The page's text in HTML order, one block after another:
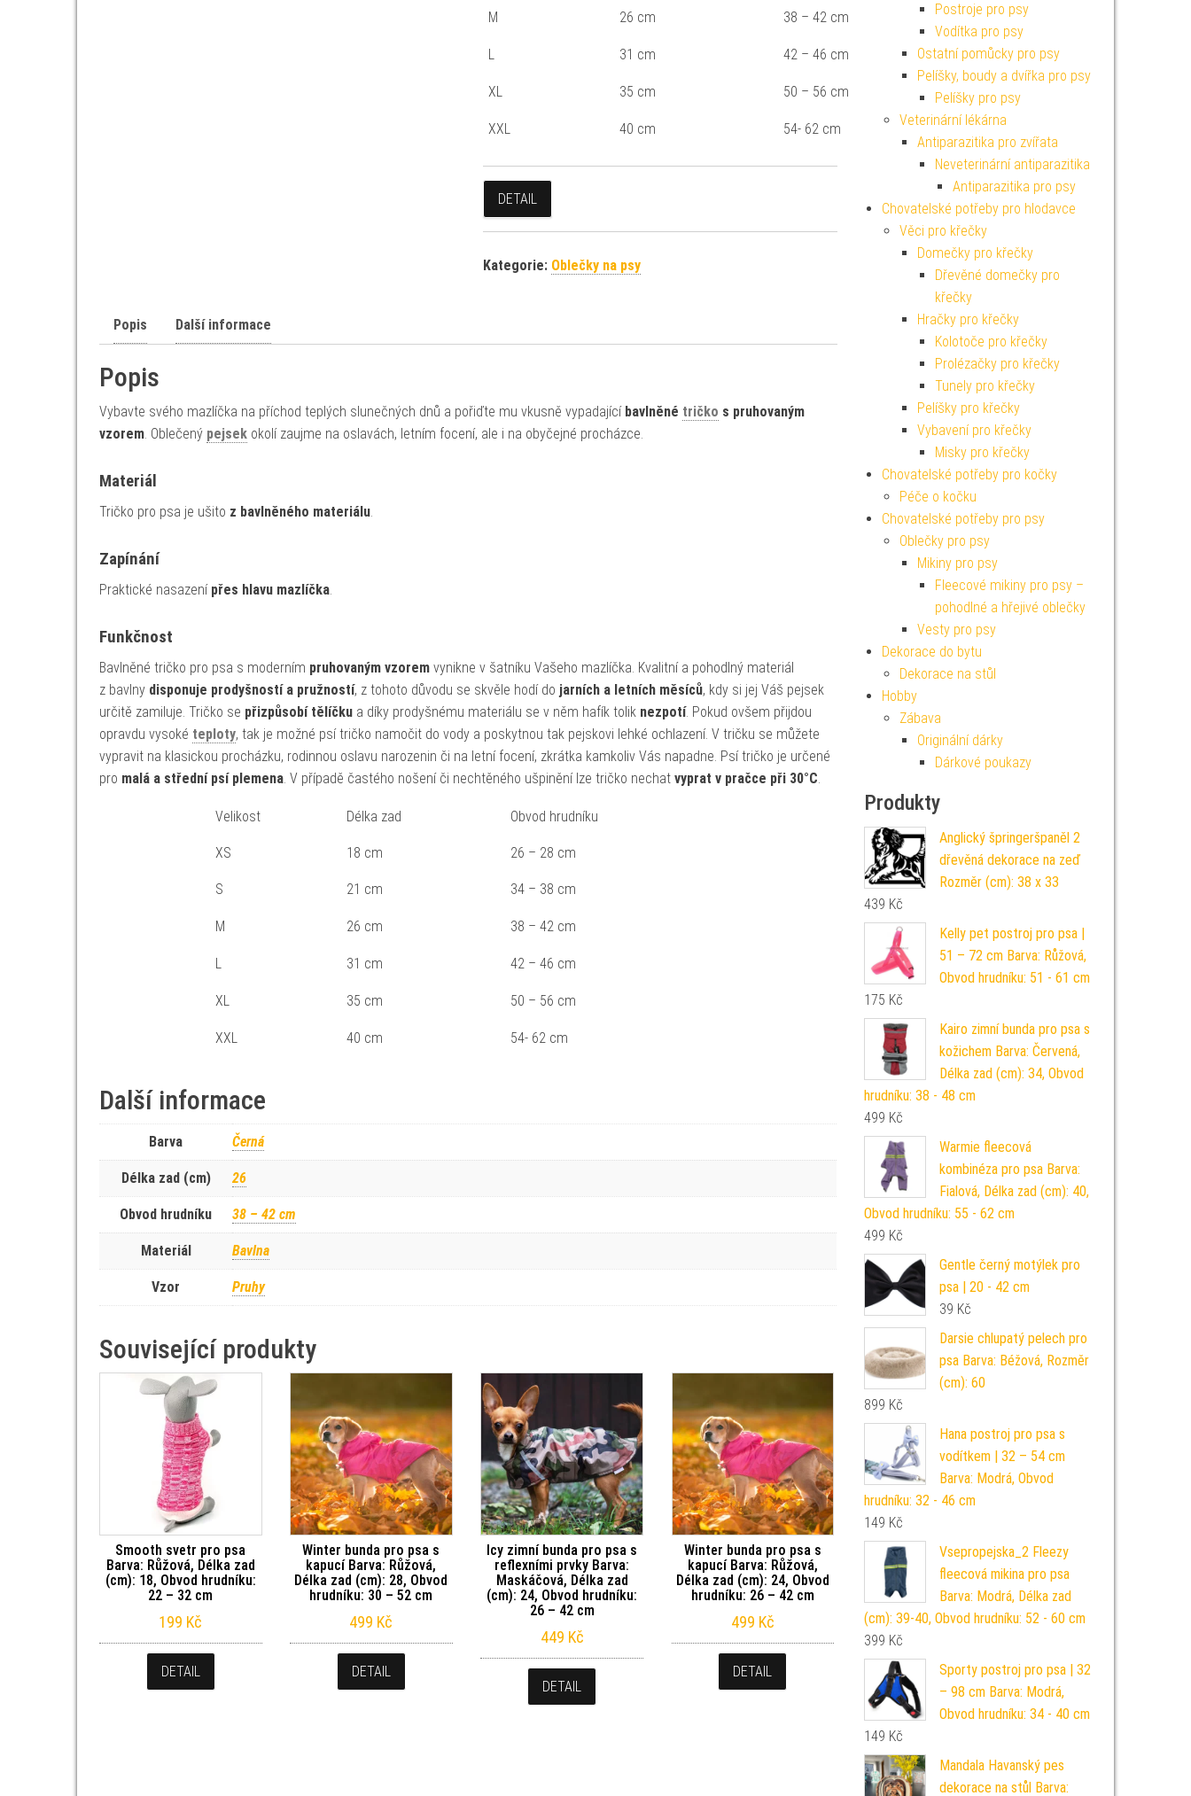
M 26 cm 38 – 42 cm
L 31 cm 42 – 46 cm
XL 35 cm 50 – 56 cm
XXL 40 cm 54- 62 cm
DETAIL
Kategorie: Oblečky na psy
Popis Další informace
Popis
Vybavte svého mazlíčka na příchod teplých slunečných dnů a pořiďte mu vkusně vypadající bavlněné tričko s pruhovaným
vzorem. Oblečený pejsek okolí zaujme na oslavách, letním focení, ale i na obyčejné procházce.
Materiál
Tričko pro psa je ušito z bavlněného materiálu.
Zapínání
Praktické nasazení přes hlavu mazlíčka.
Funkčnost
Bavlněné tričko pro psa s moderním pruhovaným vzorem vynikne v šatníku Vašeho mazlíčka. Kvalitní a pohodlný materiál
z bavlny disponuje prodyšností a pružností, z tohoto důvodu se skvěle hodí do jarních a letních měsíců, kdy si jej Váš pejsek
určitě zamiluje. Tričko se přizpůsobí tělíčku a díky prodyšnému materiálu se v něm hafík tolik nezpotí. Pokud ovšem přijdou
opravdu vysoké teploty, tak je možné psí tričko namočit do vody a poskytnou tak pejskovi lehké ochlazení. V tričku se můžete
vypravit na klasickou procházku, rodinnou oslavu narozenin či na letní focení, zkrátka kamkoliv Vás napadne. Psí tričko je určené
pro malá a střední psí plemena. V případě častého nošení či nechtěného ušpinění lze tričko nechat vyprat v pračce při 30°C.
Velikost Délka zad Obvod hrudníku
XS 18 cm 26 – 28 cm
S 21 cm 34 – 38 cm
M 26 cm 38 – 42 cm
L 31 cm 42 – 46 cm
XL 35 cm 50 – 56 cm
XXL 40 cm 54- 62 cm
Další informace
Barva Černá
Délka zad (cm) 26
Obvod hrudníku 38 – 42 cm
Materiál Bavlna
Vzor Pruhy
Související produkty
Smooth svetr pro psa
Barva: Růžová, Délka zad
(cm): 18, Obvod hrudníku:
22 – 32 cm
199 Kč
DETAIL
Winter bunda pro psa s
kapucí Barva: Růžová,
Délka zad (cm): 28, Obvod
hrudníku: 30 – 52 cm
499 Kč
DETAIL
Icy zimní bunda pro psa s
reflexními prvky Barva:
Maskáčová, Délka zad
(cm): 24, Obvod hrudníku:
26 – 42 cm
449 Kč
DETAIL
Winter bunda pro psa s
kapucí Barva: Růžová,
Délka zad (cm): 24, Obvod
hrudníku: 26 – 42 cm
499 Kč
DETAIL
Postroje pro psy
Vodítka pro psy
Ostatní pomůcky pro psy
Pelíšky, boudy a dvířka pro psy
Pelíšky pro psy
Veterinární lékárna
Antiparazitika pro zvířata
Neveterinární antiparazitika
Antiparazitika pro psy
Chovatelské potřeby pro hlodavce
Věci pro křečky
Domečky pro křečky
Dřevěné domečky pro
křečky
Hračky pro křečky
Kolotoče pro křečky
Prolézačky pro křečky
Tunely pro křečky
Pelíšky pro křečky
Vybavení pro křečky
Misky pro křečky
Chovatelské potřeby pro kočky
Péče o kočku
Chovatelské potřeby pro psy
Oblečky pro psy
Mikiny pro psy
Fleecové mikiny pro psy –
pohodlné a hřejivé oblečky
Vesty pro psy
Dekorace do bytu
Dekorace na stůl
Hobby
Zábava
Originální dárky
Dárkové poukazy
Produkty
Anglický špringeršpaněl 2
dřevěná dekorace na zeď
Rozměr (cm): 38 x 33
439 Kč
Kelly pet postroj pro psa |
51 – 72 cm Barva: Růžová,
Obvod hrudníku: 51 - 61 cm
175 Kč
Kairo zimní bunda pro psa s
kožichem Barva: Červená,
Délka zad (cm): 34, Obvod
hrudníku: 38 - 48 cm
499 Kč
Warmie fleecová
kombinéza pro psa Barva:
Fialová, Délka zad (cm): 40,
Obvod hrudníku: 55 - 62 cm
499 Kč
Gentle černý motýlek pro
psa | 20 - 42 cm
39 Kč
Darsie chlupatý pelech pro
psa Barva: Béžová, Rozměr
(cm): 60
899 Kč
Hana postroj pro psa s
vodítkem | 32 – 54 cm
Barva: Modrá, Obvod
hrudníku: 32 - 46 cm
149 Kč
Vsepropejska_2 Fleezy
fleecová mikina pro psa
Barva: Modrá, Délka zad
(cm): 39-40, Obvod hrudníku: 52 - 60 cm
399 Kč
Sporty postroj pro psa | 32
– 98 cm Barva: Modrá,
Obvod hrudníku: 34 - 40 cm
149 Kč
Mandala Havanský pes
dekorace na stůl Barva: